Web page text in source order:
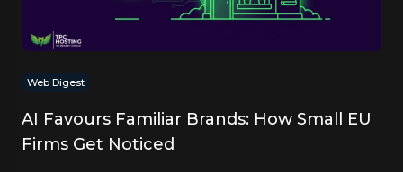
Web Digest
AI Favours Familiar Brands: How Small EU
Firms Get Noticed